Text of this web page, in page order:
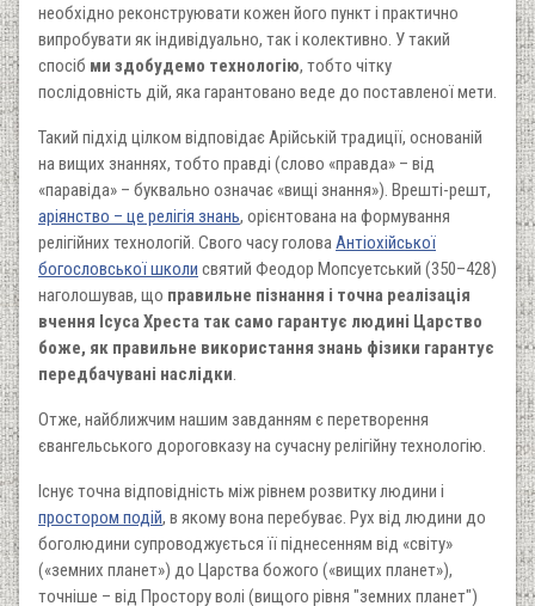
необхідно реконструювати кожен його пункт і практично
випробувати як індивідуально, так і колективно. У такий
спосіб ми здобудемо технологію, тобто чітку
послідовність дій, яка гарантовано веде до поставленої мети.
Такий підхід цілком відповідає Арійській традиції, основаній
на вищих знаннях, тобто правді (слово «правда» – від
«паравіда» – буквально означає «вищі знання»). Врешті-решт,
аріянство – це релігія знань, орієнтована на формування
релігійних технологій. Свого часу головаАнтіохійської
богословської школи святий Феодор Мопсуетський (350–428)
наголошував, що правильне пізнання і точна реалізація
вчення Ісуса Хреста так само гарантує людині Царство
боже, як правильне використання знань фізики гарантує
передбачувані наслідки.
Отже, найближчим нашим завданням є перетворення
євангельського дороговказу на сучасну релігійну технологію.
Існує точна відповідність між рівнем розвитку людини і
простором подій, в якому вона перебуває. Рух від людини до
боголюдини супроводжується її піднесенням від «світу»
(«земних планет») до Царства божого («вищих планет»),
точніше – від Простору волі (вищого рівня "земних планет")